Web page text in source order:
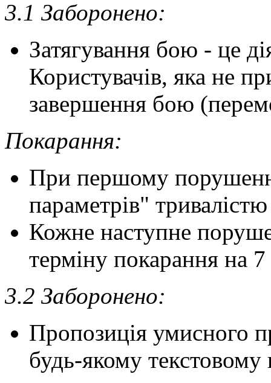
3.1 Заборонено:
Затягування бою - це
Користувачів, яка не
завершення бою
Покарання:
При першому
параметрів"
Кожне наступне
терміну покарання на 7
3.2 Заборонено:
Пропозиція умисного
будь-якому текстовому